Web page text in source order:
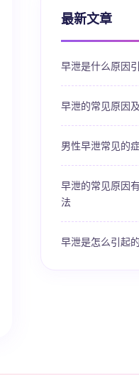
最新文章
早泄是什么原因
早泄的常见原因
男性早泄常见的
早泄的常见原因
法
早泄是怎么引起